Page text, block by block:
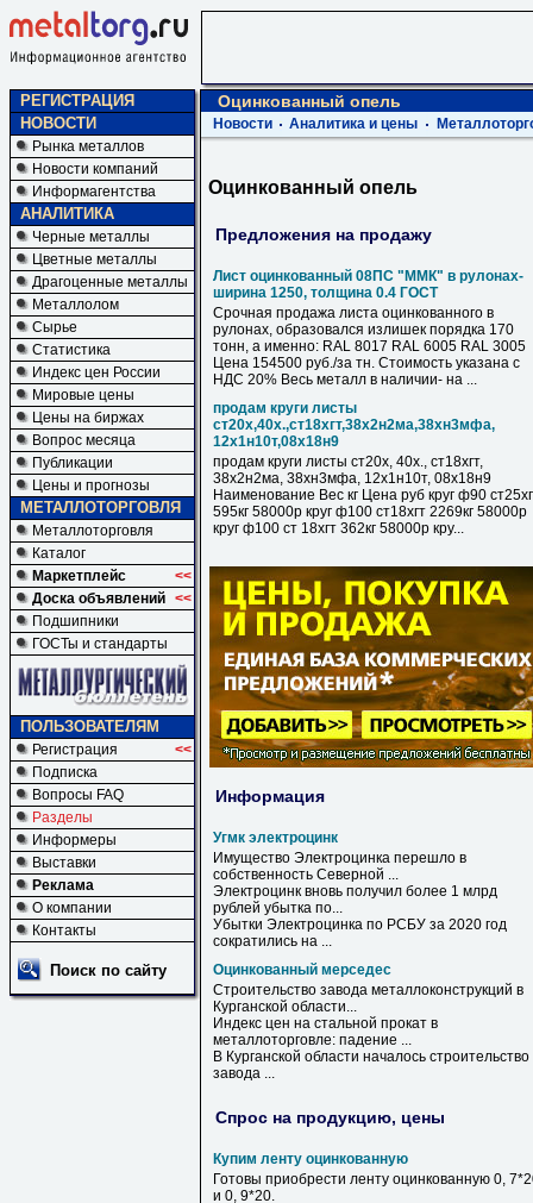
РЕГИСТРАЦИЯ
НОВОСТИ
Рынка металлов
Новости компаний
Информагентства
АНАЛИТИКА
Черные металлы
Цветные металлы
Драгоценные металлы
Металлолом
Сырье
Статистика
Индекс цен России
Мировые цены
Цены на биржах
Вопрос месяца
Публикации
Цены и прогнозы
МЕТАЛЛОТОРГОВЛЯ
Металлоторговля
Каталог
Маркетплейс
<<
Доска объявлений <<
Подшипники
ГОСТы и стандарты
ПОЛЬЗОВАТЕЛЯМ
Регистрация
<<
Подписка
Вопросы FAQ
Разделы
Информеры
Выставки
Реклама
О компании
Контакты
Поиск по сайту
Оцинкованный опель
Новости Аналитика и цены
Оцинкованный опель
Предложения на продажу
Лист оцинкованный 08ПС "ММК" в рулонах-
ширина 1250, толщина 0.4 ГОСТ
Срочная продажа листа оцинкованного в
рулонах, образовался излишек порядка 170
тонн, а именно: RAL 8017 RAL 6005 RAL 3005
Цена 154500 руб./за тн. Стоимость указана с
НДС 20% Весь металл в наличии- на ...
продам круги листы
ст20х,40х.,ст18хгт,38х2н2ма,38хн3мфа,
12х1н10т,08х18н9
продам круги листы ст20х, 40х., ст18хгт,
38х2н2ма, 38хн3мфа, 12х1н10т, 08х18н9
Наименование Вес кг Цена руб круг ф90
595кг 58000р круг ф100 ст18хгт 2269кг 58000р
круг ф100 ст 18хгт 362кг 58000р кру...
Информация
Угмк электроцинк
Имущество Электроцинка перешло в
собственность Северной ...
Электроцинк вновь получил более 1 млрд
рублей убытка по...
Убытки Электроцинка по РСБУ за 2020 год
сократились на ...
Оцинкованный мерседес
Строительство завода металлоконструкций в
Курганской области...
Индекс цен на стальной прокат в
металлоторговле: падение ...
В Курганской области началось cтроительство
завода ...
Спрос на продукцию, цены
Купим ленту оцинкованную
Готовы приобрести ленту оцинкованную 0,
и 0, 9*20.